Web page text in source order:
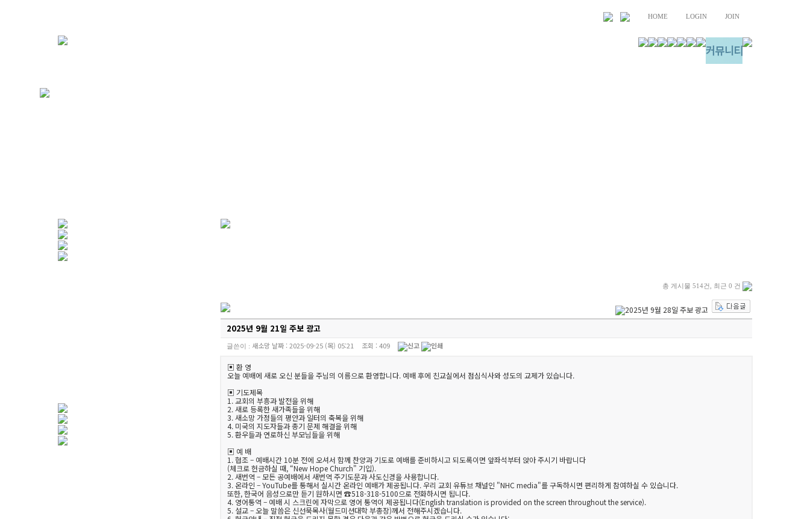
HOME LOGIN JOIN
총 게시물 514건, 최근 0 건
2025년 9월 21일 주보 광고
글쓴이 : 새소망 날짜 : 2025-09-25 (목) 05:21 조회 : 409
▣ 환 영
오늘 예배에 새로 오신 분들을 주님의 이름으로 환영합니다. 예배 후에 친교실에서 점심식사와 성도의 교제가 있습니다.
▣ 기도제목
1. 교회의 부흥과 발전을 위해
2. 새로 등록한 새가족들을 위해
3. 새소망 가정들의 평안과 일터의 축복을 위해
4. 미국의 지도자들과 총기 문제 해결을 위해
5. 환우들과 연로하신 부모님들을 위해
▣ 예 배
1. 협조 – 예배시간 10분 전에 오셔서 함께 찬양과 기도로 예배를 준비하시고 되도록이면 앞좌석부터 앉아 주시기 바랍니다
(체크로 헌금하실 때, “New Hope Church" 기입).
2. 새번역 – 모든 공예배에서 새번역 주기도문과 사도신경을 사용합니다.
3. 온라인 – YouTube를 통해서 실시간 온라인 예배가 제공됩니다. 우리 교회 유튜브 채널인 "NHC media"를 구독하시면 편리하게 참여하실 수 있습니다.
또한, 한국어 음성으로만 듣기 원하시면 ☎518-318-5100으로 전화하시면 됩니다.
4. 영어통역 – 예배 시 스크린에 자막으로 영어 통역이 제공됩니다(English translation is provided on the screen throughout the service).
5. 설교 – 오늘 말씀은 신선묵목사(월드미션대학 부총장)께서 전해주시겠습니다.